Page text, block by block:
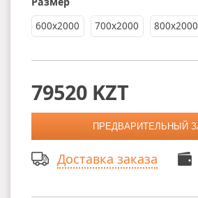
600x2000 700x2000 800х2000
79520 KZT
Доставка заказа